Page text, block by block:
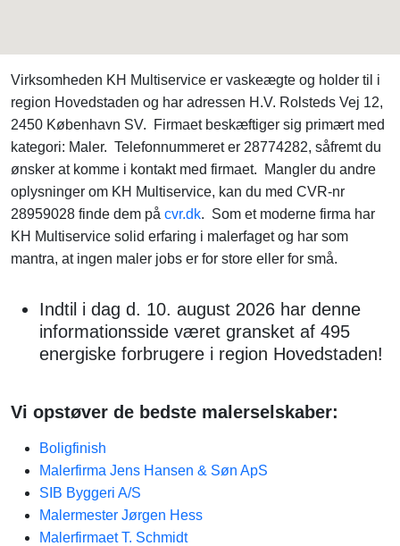
Virksomheden KH Multiservice er vaskeægte og holder til i
region Hovedstaden og har adressen H.V. Rolsteds Vej 12,
2450 København SV. Firmaet beskæftiger sig primært med
kategori: Maler. Telefonnummeret er 28774282, såfremt du
ønsker at komme i kontakt med firmaet. Mangler du andre
oplysninger om KH Multiservice, kan du med CVR-nr
28959028 finde dem på cvr.dk. Som et moderne firma har
KH Multiservice solid erfaring i malerfaget og har som
mantra, at ingen maler jobs er for store eller for små.
Indtil i dag d. 10. august 2026 har denne
informationsside været gransket af 495
energiske forbrugere i region Hovedstaden!
Vi opstøver de bedste malerselskaber:
Boligfinish
Malerfirma Jens Hansen & Søn ApS
SIB Byggeri A/S
Malermester Jørgen Hess
Malerfirmaet T. Schmidt